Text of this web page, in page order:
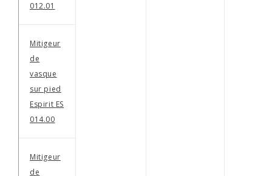
012.01
Mitigeur
de
vasque
sur pied
Espirit ES
014.00
Mitigeur
de